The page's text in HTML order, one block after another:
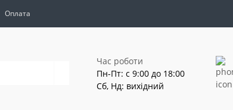
Оплата
Час роботи
Пн-Пт: с 9:00 до 18:00
Сб, Нд: вихідний